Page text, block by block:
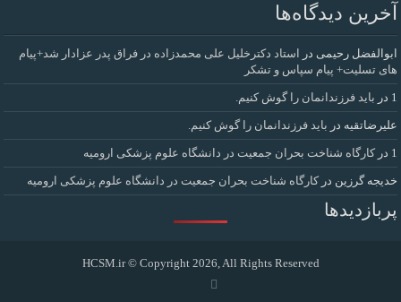
آخرین دیدگاه‌ها
ابوالفضل رحیمی در
استاد دکترخلیل علی محمدزاده در فراق پدر عزادار شد+پیام
های تسلیت+ پیام سپاس و تشکر
1 در باید فرزندانمان را گوش کنیم.
علیرضاتقیه در باید فرزندانمان را گوش کنیم.
1 درکارگاه شناخت بحران جمعیت در دانشگاه علوم پزشکی ارومیه
خديجه گرزین درکارگاه شناخت بحران جمعیت در دانشگاه علوم پزشکی ارومیه
پربازدیدها
HCSM.ir© Copyright 2026, All Rights Reserved